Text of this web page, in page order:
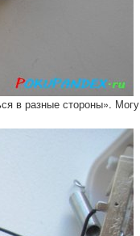
в разные стороны». Могу